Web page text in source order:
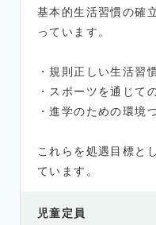
基本的生活習慣の確
っています。
・規則正しい生活習
・スポーツを通じて
・進学のための環境
これらを処遇目標と
ています。
児童定員